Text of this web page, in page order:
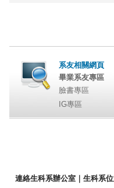
系友相關網頁
畢業系友專區
臉書專區
IG專區
連絡生科系辦公室 生科系